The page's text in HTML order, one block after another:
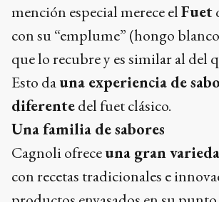
mención especial merece elFuet
con su “emplume” (hongo
que lo recubre y es similar al del
Esto dauna experiencia de
diferentedel fuet clásico.
Una familia de sabores
Cagnoli ofreceuna gran
con recetas tradicionales e